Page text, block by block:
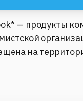
— продукты
на